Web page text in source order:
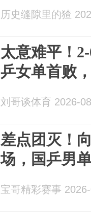
历史缝隙里的猹
太意难平！
乒女单首败
刘哥谈体育 2026-
差点团灭！
场，国乒男
宝哥精彩赛事